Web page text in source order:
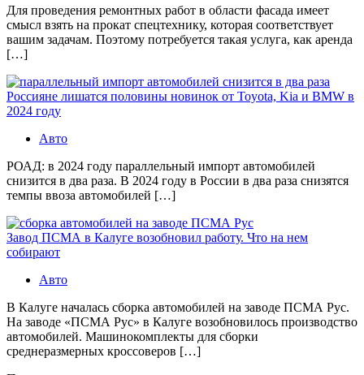
Для проведения ремонтных работ в области фасада имеет
смысл взять на прокат спецтехнику, которая соответствует
вашим задачам. Поэтому потребуется такая услуга, как аренда
[…]
Россияне лишатся половины новинок от Toyota, Kia и BMW в
2024 году
Авто
РОАД: в 2024 году параллельный импорт автомобилей
снизится в два раза. В 2024 году в России в два раза снизятся
темпы ввоза автомобилей […]
Завод ПСМА в Калуге возобновил работу. Что на нем
собирают
Авто
В Калуге началась сборка автомобилей на заводе ПСМА Рус.
На заводе «ПСМА Рус» в Калуге возобновилось производство
автомобилей. Машинокомплекты для сборки
среднеразмерных кроссоверов […]